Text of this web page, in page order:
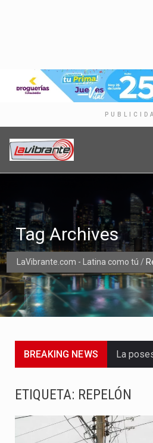
LaVibrante.com - Latina como tú /
Tag Archives
BREAKING NEWS
ETIQUETA: REPELÓN